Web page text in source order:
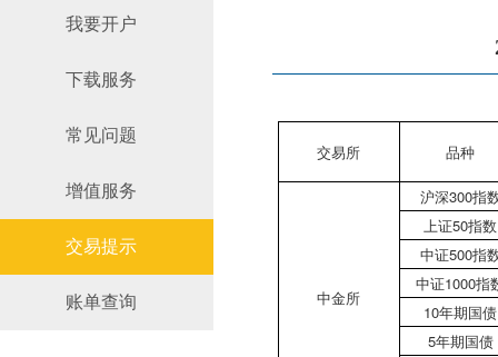
我要开户
下载服务
常见问题
增值服务
交易提示
账单查询
交易所 品种
中金所
沪深300指
上证50指数
中证500指
中证1000指
10年期国债
5年期国债